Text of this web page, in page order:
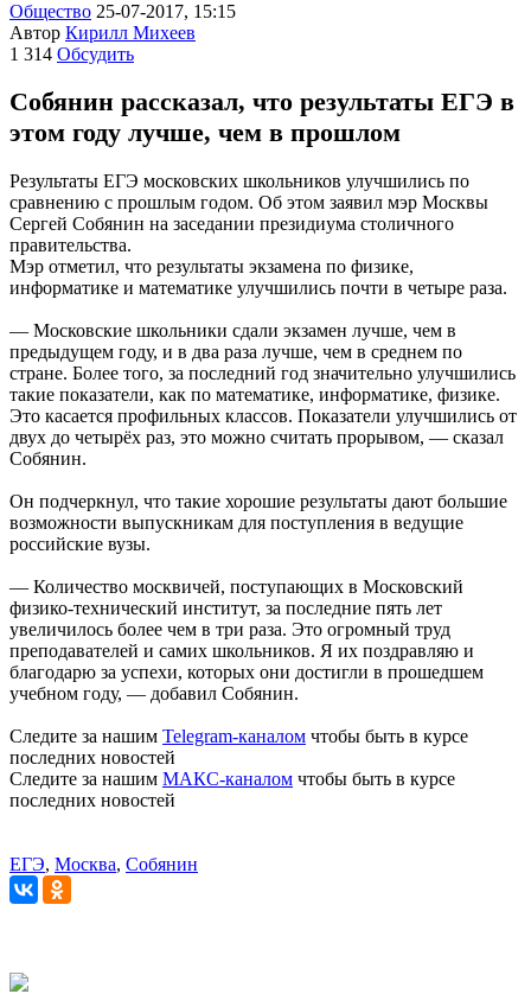
Общество 25-07-2017, 15:15
Автор Кирилл Михеев
1 314 Обсудить
Собянин рассказал, что результаты ЕГЭ в
этом году лучше, чем в прошлом
Результаты ЕГЭ московских школьников улучшились по
сравнению с прошлым годом. Об этом заявил мэр Москвы
Сергей Собянин на заседании президиума столичного
правительства.
Мэр отметил, что результаты экзамена по физике,
информатике и математике улучшились почти в четыре раза.
— Московские школьники сдали экзамен лучше, чем в
предыдущем году, и в два раза лучше, чем в среднем по
стране. Более того, за последний год значительно улучшились
такие показатели, как по математике, информатике, физике.
Это касается профильных классов. Показатели улучшились от
двух до четырёх раз, это можно считать прорывом, — сказал
Собянин.
Он подчеркнул, что такие хорошие результаты дают большие
возможности выпускникам для поступления в ведущие
российские вузы.
— Количество москвичей, поступающих в Московский
физико-технический институт, за последние пять лет
увеличилось более чем в три раза. Это огромный труд
преподавателей и самих школьников. Я их поздравляю и
благодарю за успехи, которых они достигли в прошедшем
учебном году, — добавил Собянин.
Следите за нашим Telegram-каналом чтобы быть в курсе
последних новостей
Следите за нашим МАКС-каналом чтобы быть в курсе
последних новостей
ЕГЭ, Москва, Собянин